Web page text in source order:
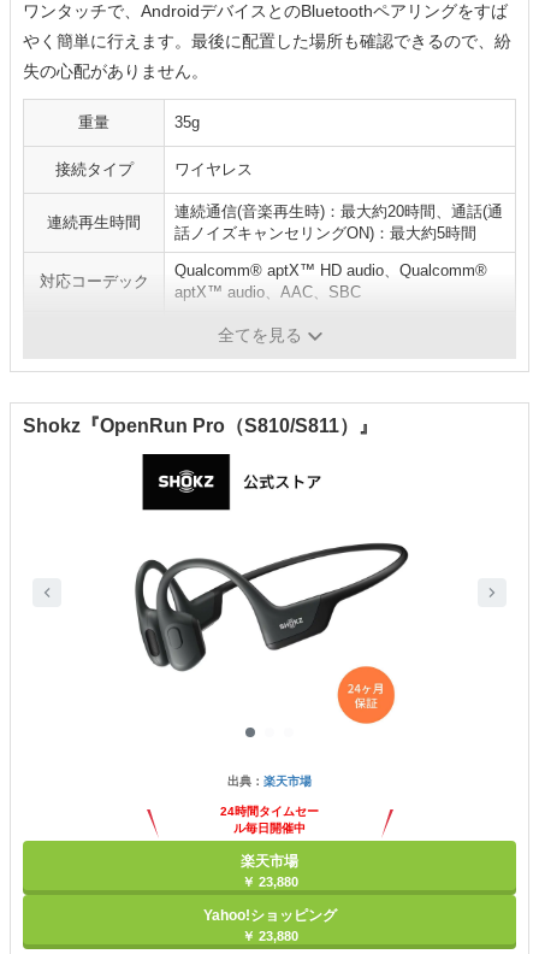
ワンタッチで、AndroidデバイスとのBluetoothペアリングをすば
やく簡単に行えます。最後に配置した場所も確認できるので、紛
失の心配がありません。
重量 ‎35g
接続タイプ ワイヤレス
連続再生時間
連続通信(音楽再生時)：最大約20時間、通話(通
話ノイズキャンセリングON)：最大約5時間
対応コーデック
Qualcomm® aptX™ HD audio、Qualcomm®
aptX™ audio、AAC、SBC
全てを見る
Shokz『OpenRun Pro（S810/S811）』
出典： 楽天市場
24時間タイムセー
ル毎日開催中
楽天市場
￥ 23,880
Yahoo!ショッピング
￥ 23,880